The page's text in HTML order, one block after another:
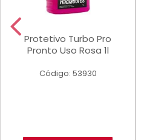
Protetivo Turbo Pro
Pronto Uso Rosa 1l
Código: 53930